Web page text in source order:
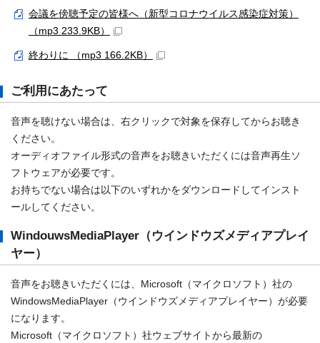
会議を傍聴予定の皆様へ（新型コロナウイルス感染症対策）
（mp3 233.9KB）
終わりに （mp3 166.2KB）
ご利用にあたって
音声を聴けない場合は、右クリックで対象を保存してからお聴き
ください。
オーディオファイル形式の音声をお聴きいただくには音声再生ソ
フトウェアが必要です。
お持ちでない場合は以下のいずれかをダウンロードしてインスト
ールしてください。
WindouwsMediaPlayer（ウインドウズメディアプレイ
ヤー）
音声をお聴きいただくには、Microsoft（マイクロソフト）社の
WindowsMediaPlayer（ウインドウズメディアプレイヤー）が必要
になります。
Microsoft（マイクロソフト）社ウェブサイトから最新の